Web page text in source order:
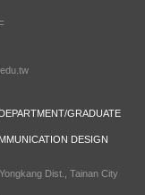
GRADUATE
DESIGN
Dist., Tainan City